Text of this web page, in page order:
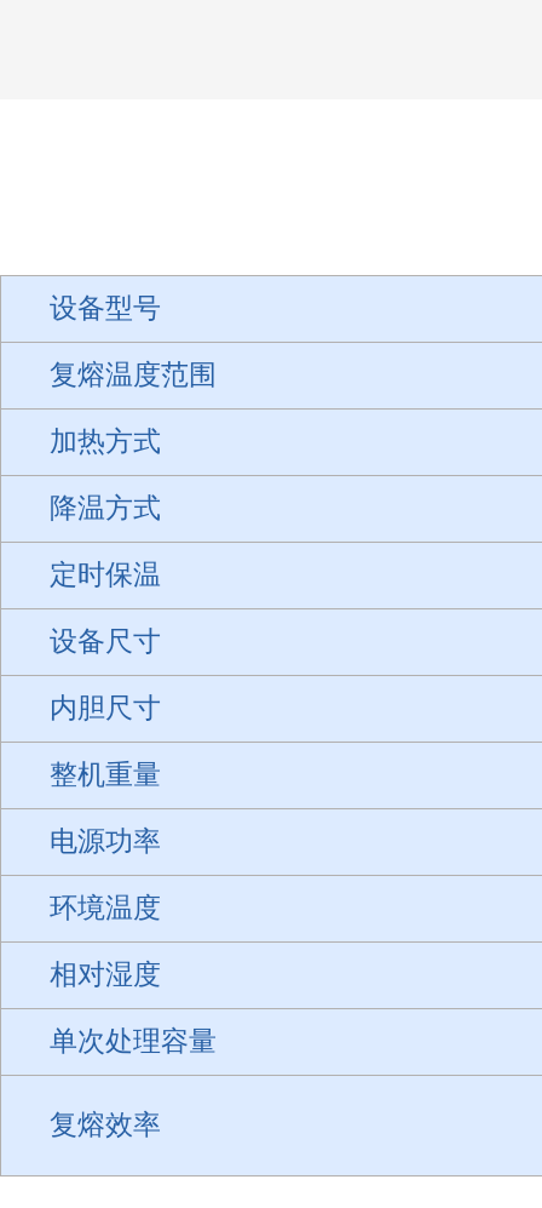
设备型号
复熔温度范围
加热方式
降温方式
定时保温
设备尺寸
内胆尺寸
整机重量
电源功率
环境温度
相对湿度
单次处理容量
复熔效率